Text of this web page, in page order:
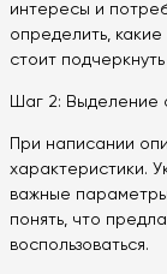
интересы и
определить,
стоит подчеркнуть
Шаг 2: Выделение
При написании
характеристики.
важные
понять, что
воспользоваться.